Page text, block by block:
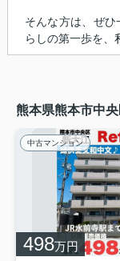
そんな方は、ぜ
らしの第一歩を、
熊本県熊本市中
中古マンション
498万円